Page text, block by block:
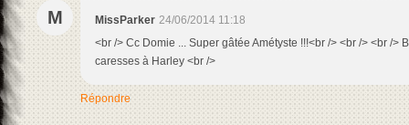
M MissParker 24/06/2014 11:18
<br /> Cc Domie ... Super gâtée Amétyste !!!<br /> <br /> <br />
caresses à Harley <br />
Répondre